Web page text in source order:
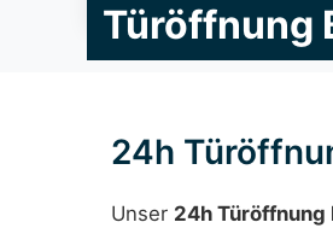
Türöffnung
24h
Unser 24h Türöffnung